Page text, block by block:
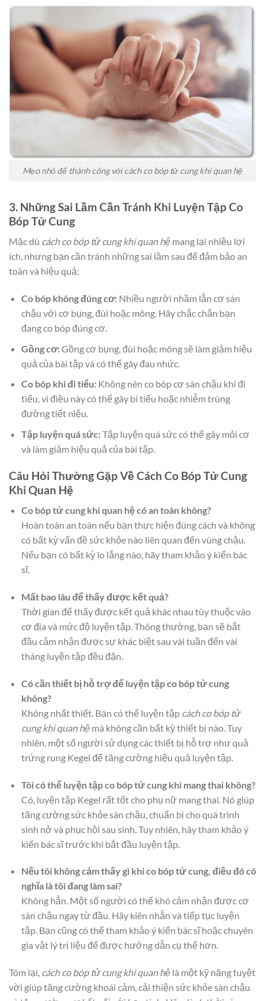
Mẹo nhỏ để thành công với cách co bóp tử cung khi quan hệ
3. Những Sai Lầm Cần Tránh Khi Luyện Tập Co
Bóp Tử Cung
Mặc dù cách co bóp tử cung khi quan hệ mang lại nhiều lợi
ích, nhưng bạn cần tránh những sai lầm sau để đảm bảo an
toàn và hiệu quả:
Co bóp không đúng cơ:Nhiều người nhầm lẫn cơ sàn
chậu với cơ bụng, đùi hoặc mông. Hãy chắc chắn bạn
đang co bóp đúng cơ.
Gồng cơ:Gồng cơ bụng, đùi hoặc mông sẽ làm giảm hiệu
quả của bài tập và có thể gây đau nhức.
Co bóp khi đi tiểu:Không nên co bóp cơ sàn chậu khi đi
tiểu, vì điều này có thể gây bí tiểu hoặc nhiễm trùng
đường tiết niệu.
Tập luyện quá sức:Tập luyện quá sức có thể gây mỏi cơ
và làm giảm hiệu quả của bài tập.
Câu Hỏi Thường Gặp Về Cách Co Bóp Tử Cung
Khi Quan Hệ
Co bóp tử cung khi quan hệ có an toàn không?
Hoàn toàn an toàn nếu bạn thực hiện đúng cách và không
có bất kỳ vấn đề sức khỏe nào liên quan đến vùng chậu.
Nếu bạn có bất kỳ lo lắng nào, hãy tham khảo ý kiến bác
sĩ.
Mất bao lâu để thấy được kết quả?
Thời gian để thấy được kết quả khác nhau tùy thuộc vào
cơ địa và mức độ luyện tập. Thông thường, bạn sẽ bắt
đầu cảm nhận được sự khác biệt sau vài tuần đến vài
tháng luyện tập đều đặn.
Có cần thiết bị hỗ trợ để luyện tập co bóp tử cung
không?
Không nhất thiết. Bạn có thể luyện tập cách co bóp tử
cung khi quan hệmà không cần bất kỳ thiết bị nào. Tuy
nhiên, một số người sử dụng các thiết bị hỗ trợ như quả
trứng rung Kegel để tăng cường hiệu quả luyện tập.
Tôi có thể luyện tập co bóp tử cung khi mang thai không?
Có, luyện tập Kegel rất tốt cho phụ nữ mang thai. Nó giúp
tăng cường sức khỏe sàn chậu, chuẩn bị cho quá trình
sinh nở và phục hồi sau sinh. Tuy nhiên, hãy tham khảo ý
kiến bác sĩ trước khi bắt đầu luyện tập.
Nếu tôi không cảm thấy gì khi co bóp tử cung, điều đó có
nghĩa là tôi đang làm sai?
Không hẳn. Một số người có thể khó cảm nhận được cơ
sàn chậu ngay từ đầu. Hãy kiên nhẫn và tiếp tục luyện
tập. Bạn cũng có thể tham khảo ý kiến bác sĩ hoặc chuyên
gia vật lý trị liệu để được hướng dẫn cụ thể hơn.
Tóm lại, cách co bóp tử cung khi quan hệ là một kỹ năng tuyệt
vời giúp tăng cường khoái cảm, cải thiện sức khỏe sàn chậu